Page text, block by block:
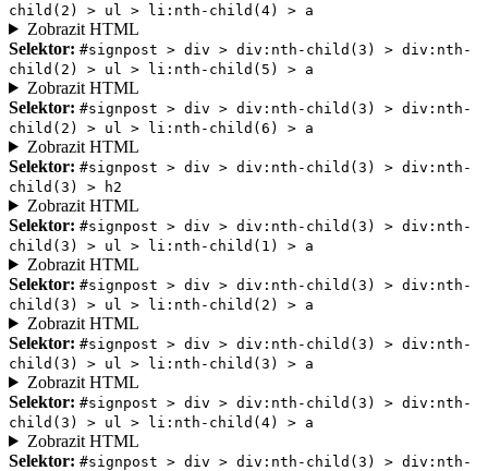
child(2) > ul > li:nth-child(4) > a
Zobrazit HTML
Selektor: #signpost > div > div:nth-child(3) > div:nth-
child(2) > ul > li:nth-child(5) > a
Zobrazit HTML
Selektor: #signpost > div > div:nth-child(3) > div:nth-
child(2) > ul > li:nth-child(6) > a
Zobrazit HTML
Selektor: #signpost > div > div:nth-child(3) > div:nth-
child(3) > h2
Zobrazit HTML
Selektor: #signpost > div > div:nth-child(3) > div:nth-
child(3) > ul > li:nth-child(1) > a
Zobrazit HTML
Selektor: #signpost > div > div:nth-child(3) > div:nth-
child(3) > ul > li:nth-child(2) > a
Zobrazit HTML
Selektor: #signpost > div > div:nth-child(3) > div:nth-
child(3) > ul > li:nth-child(3) > a
Zobrazit HTML
Selektor: #signpost > div > div:nth-child(3) > div:nth-
child(3) > ul > li:nth-child(4) > a
Zobrazit HTML
Selektor: #signpost > div > div:nth-child(3) > div:nth-